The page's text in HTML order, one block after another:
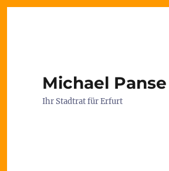
Michael Panse
Ihr Stadtrat für Erfurt